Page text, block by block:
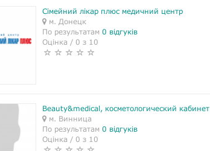
Сімейний лікар плюс медичний центр
м. Донецк
По результатам 0 відгуків
Оцінка / 0 з 10
Beauty&medical, косметологический кабинет
м. Винница
По результатам 0 відгуків
Оцінка / 0 з 10